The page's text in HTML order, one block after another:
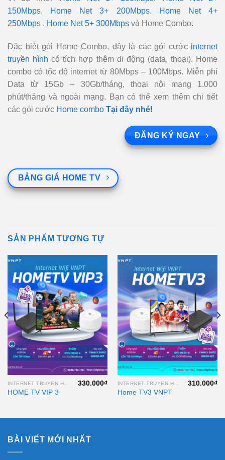
150Mbps, Home Net 3+ 200Mbps.
Home Net 4+
250Mbps . Home Net 5+ 300Mbps và Home Combo.
Đặc biệt gói Home Combo, đây là các gói cước internet
truyền hình có tích hợp thêm di động (data, thoại). Home
combo có tốc độ internet từ 80Mbps – 100Mbps. Miễn phí
Data từ 15Gb – 30Gb/tháng, thoại nội mạng 1.000
phút/tháng và ngoài mạng. Bạn có thể xem thêm chi tiết
các gói cước Home combo Tại đây nhé!
ĐĂNG KÝ NGAY
BẢNG GIÁ HOME TV
SẢN PHẨM TƯƠNG TỰ
HOME TV VIP 3
330.000₫
Home TV3 VNPT
310.000₫
BÀI VIẾT MỚI NHẤT